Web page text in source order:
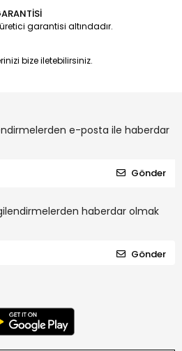
garantisi altındadır.
bize iletebilirsiniz.
e-posta ile haberdar
Gönder
haberdar olmak
Gönder